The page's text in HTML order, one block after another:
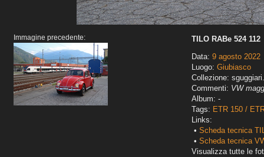
Immagine precedente:
TILO RABe 524 112
Data: 9 agosto 2022
Luogo: Giubiasco
Collezione:
Commenti: VW
Album: -
Tags: ETR 150 /
Links:
• Scheda tecnica
• Scheda tecnica
Visualizza tutte le